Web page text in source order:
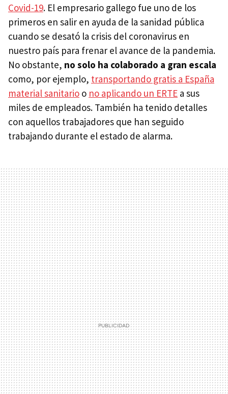
Covid-19. El empresario gallego fue uno de los
primeros en salir en ayuda de la sanidad pública
cuando se desató la crisis del coronavirus en
nuestro país para frenar el avance de la pandemia.
No obstante, no solo ha colaborado a gran escala
como, por ejemplo, transportando gratis a España
material sanitario o no aplicando un ERTE a sus
miles de empleados. También ha tenido detalles
con aquellos trabajadores que han seguido
trabajando durante el estado de alarma.